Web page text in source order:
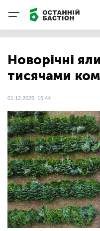
Новорічні
тисячами
01.12.2025, 15:44